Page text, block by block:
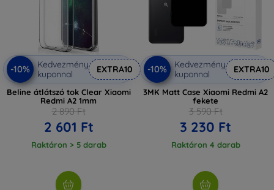
-10%
Kedvezmény
kuponnal
EXTRA10
Beline átlátszó tok Clear Xiaomi
Redmi A2 1mm
2 890 Ft
2 601 Ft
Raktáron > 5 darab
-10%
Kedvezmény
kuponnal
EXTRA10
3MK Matt Case Xiaomi Redmi A2
fekete
3 590 Ft
3 230 Ft
Raktáron 4 darab